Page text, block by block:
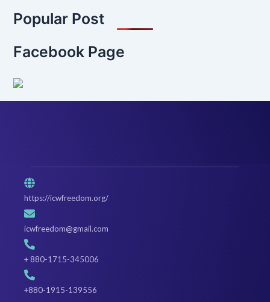
Popular Post
Facebook Page
https://icwfreedom.org/
icwfreedom@gmail.com
+ 880-1715-345006
+880-1915-139556